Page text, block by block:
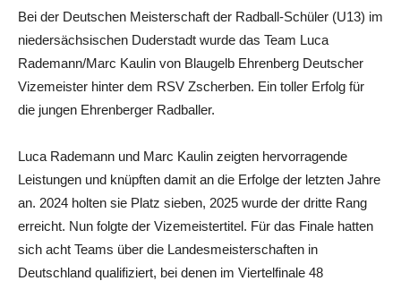
Bei der Deutschen Meisterschaft der Radball-Schüler (U13) im
niedersächsischen Duderstadt wurde das Team Luca
Rademann/Marc Kaulin von Blaugelb Ehrenberg Deutscher
Vizemeister hinter dem RSV Zscherben. Ein toller Erfolg für
die jungen Ehrenberger Radballer.
Luca Rademann und Marc Kaulin zeigten hervorragende
Leistungen und knüpften damit an die Erfolge der letzten Jahre
an. 2024 holten sie Platz sieben, 2025 wurde der dritte Rang
erreicht. Nun folgte der Vizemeistertitel. Für das Finale hatten
sich acht Teams über die Landesmeisterschaften in
Deutschland qualifiziert, bei denen im Viertelfinale 48